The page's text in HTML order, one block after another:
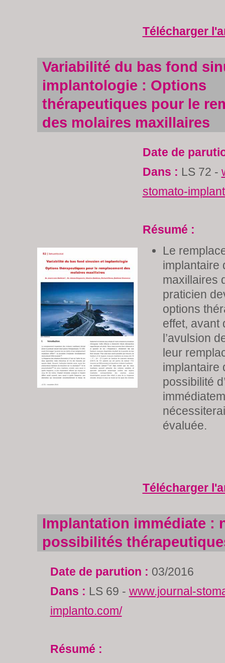
Télécharger
Variabilité du bas fond
implantologie : Options
thérapeutiques pour le
des molaires maxillaires
Date de
Dans : LS 72 -
stomato-
Résumé :
Le
implantaire
maxillaires
praticien
options
effet, avant
l’avulsion
leur
implantaire
possibilité
évaluée.
Télécharger
Implantation immédiate :
possibilités
Date de parution : 03/2016
Dans : LS 69 - www.journal-
implanto.com/
Résumé :